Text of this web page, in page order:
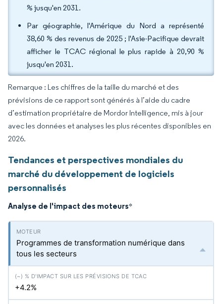
% jusqu'en 2031.
Par géographie, l'Amérique du Nord a représenté
38,60 % des revenus de 2025 ; l'Asie-Pacifique devrait
afficher le TCAC régional le plus rapide à 20,90 %
jusqu'en 2031.
Remarque : Les chiffres de la taille du marché et des
prévisions de ce rapport sont générés à l’aide du cadre
d’estimation propriétaire de Mordor Intelligence, mis à jour
avec les données et analyses les plus récentes disponibles en
2026.
Tendances et perspectives mondiales du
marché du développement de logiciels
personnalisés
Analyse de l'impact des moteurs*
Programmes de transformation numérique dans
tous les secteurs
+4.2%